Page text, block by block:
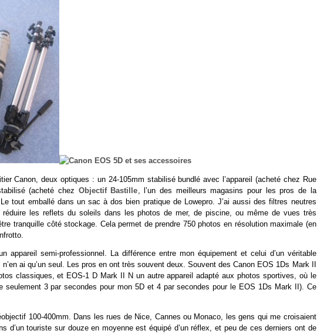
Canon, deux optiques : un 24-105mm stabilisé bundlé avec l’appareil (acheté chez Rue
(acheté chez Objectif Bastille , l’un des meilleurs magasins pour les pros de la
tout emballé dans un sac à dos bien pratique de Lowepro. J’ai aussi des filtres neutres
les reflets du soleils dans les photos de mer, de piscine, ou même de vues très
tranquille côté stockage. Cela permet de prendre 750 photos en résolution maximale (en
appareil semi-professionnel. La différence entre mon équipement et celui d’un véritable
ai qu’un seul. Les pros en ont très souvent deux. Souvent des Canon EOS 1Ds Mark II
classiques, et EOS-1 D Mark II N un autre appareil adapté aux photos sportives, où le
3 par secondes pour mon 5D et 4 par secondes pour le EOS 1Ds Mark II). Ce
100-400mm. Dans les rues de Nice, Cannes ou Monaco, les gens qui me croisaient
d’un touriste sur douze en moyenne est équipé d’un réflex, et peu de ces derniers ont de